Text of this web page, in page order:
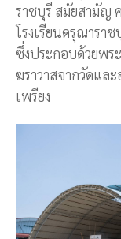
ราชบุรี สมัยสามัญ
โรงเรียนดรุณารา
ซึ่งประกอบด้วยพร
ฆราวาสจากวัดแล
เพรียง